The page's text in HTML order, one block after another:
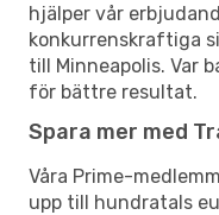
hjälper vår
konkurrenskraftiga
till Minneapolis. Var
för bättre resultat.
Spara mer med
Våra Prime-
upp till hundratals